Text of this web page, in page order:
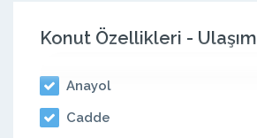
Konut Özellikleri - Ulaşım
Anayol
Cadde